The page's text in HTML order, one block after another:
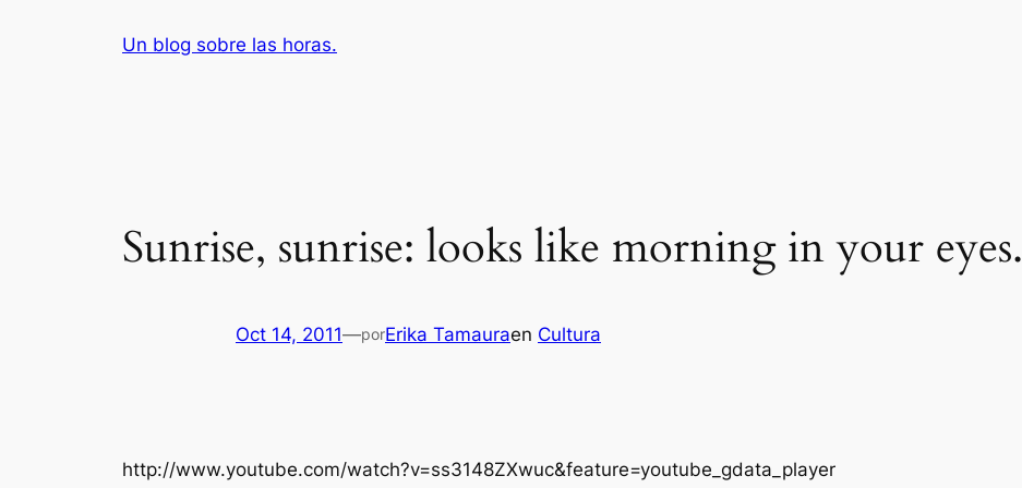
Un blog sobre las horas.
Sunrise, sunrise: looks like morning in your eyes.
Oct 14, 2011—porErika Tamauraen Cultura
http://www.youtube.com/watch?v=ss3148ZXwuc&feature=youtube_gdata_player